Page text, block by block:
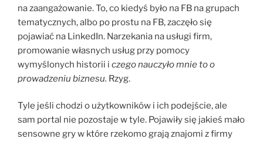
na zaangażowanie. To, co kiedyś było na FB na grupach
tematycznych, albo po prostu na FB, zaczęło się
pojawiać na LinkedIn. Narzekania na usługi firm,
promowanie własnych usług przy pomocy
wymyślonych historii i czego nauczyło mnie to o
prowadzeniu biznesu. Rzyg.
Tyle jeśli chodzi o użytkowników i ich podejście, ale
sam portal nie pozostaje w tyle. Pojawiły się jakieś mało
sensowne gry w które rzekomo grają znajomi z firmy